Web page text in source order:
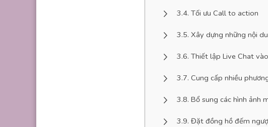
Tối ưu Call to action
Xây dựng những nội
Thiết lập Live Chat
Cung cấp nhiều
Bổ sung các hình ảnh
Đặt đồng hồ đếm